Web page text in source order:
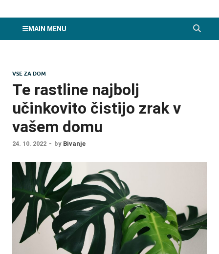
MAIN MENU
VSE ZA DOM
Te rastline najbolj
učinkovito čistijo zrak v
vašem domu
24. 10. 2022 - by Bivanje